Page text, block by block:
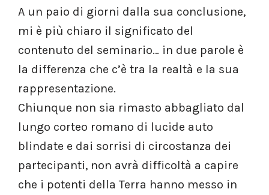
A un paio di giorni dalla sua conclusione,
mi è più chiaro il significato del
contenuto del seminario… in due parole è
la differenza che c’è tra la realtà e la sua
rappresentazione.
Chiunque non sia rimasto abbagliato dal
lungo corteo romano di lucide auto
blindate e dai sorrisi di circostanza dei
partecipanti, non avrà difficoltà a capire
che i potenti della Terra hanno messo in